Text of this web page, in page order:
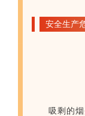
安全生产
吸剩的